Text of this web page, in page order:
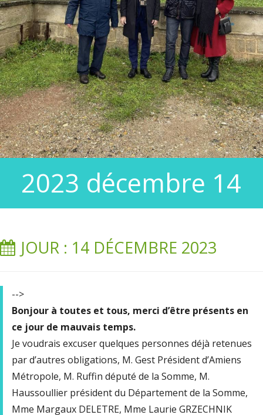
2023 décembre 14
JOUR : 14 DÉCEMBRE 2023
-->
Bonjour à toutes et tous, merci d’être présents en
ce jour de mauvais temps.
Je voudrais excuser quelques personnes déjà retenues
par d’autres obligations, M. Gest Président d’Amiens
Métropole, M. Ruffin député de la Somme, M.
Haussoullier président du Département de la Somme,
Mme Margaux DELETRE, Mme Laurie GRZECHNIK